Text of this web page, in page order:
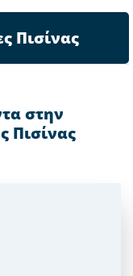
Πισίνας
στην
Πισίνας